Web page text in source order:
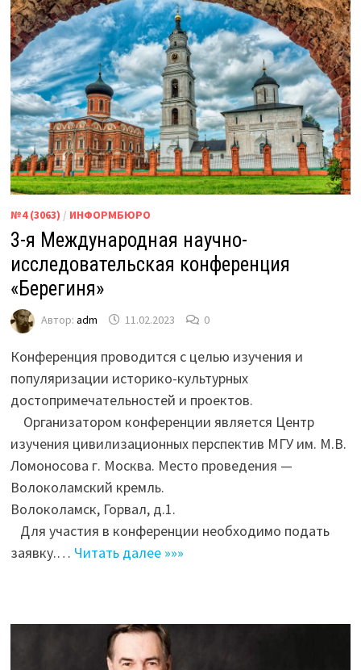
№4 (3063) / ИНФОРМБЮРО
3-я Международная научно-
исследовательская конференция
«Берегиня»
Автор: adm 11.02.2023 0
Конференция проводится с целью изучения и
популяризации историко-культурных
достопримечательностей и проектов.
Организатором конференции является Центр
изучения цивилизационных перспектив МГУ им. М.В.
Ломоносова г. Москва. Место проведения —
Волоколамский кремль.
Волоколамск, Горвал, д.1.
Для участия в конференции необходимо подать
заявку.… Читать далее »»»